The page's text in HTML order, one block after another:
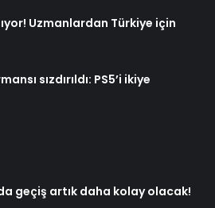
Uzmanlardan Türkiye için
sızdırıldı: PS5’i ikiye
geçiş artık daha kolay olacak!